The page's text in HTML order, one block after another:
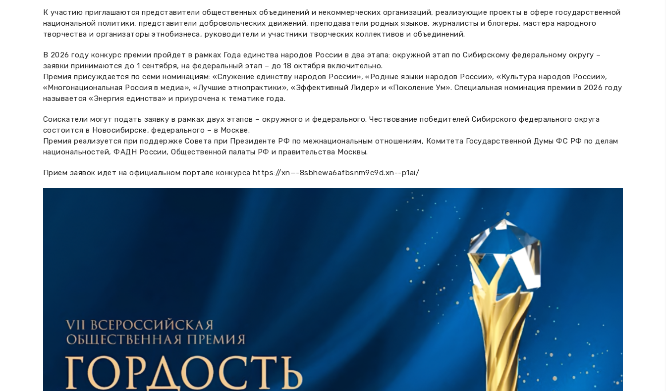
К участию приглашаются представители общественных объединений и некоммерческих организаций, реализующие проекты в сфере государственной
национальной политики, представители добровольческих движений, преподаватели родных языков, журналисты и блогеры, мастера народного
творчества и организаторы этнобизнеса, руководители и участники творческих коллективов и объединений.
В 2026 году конкурс премии пройдет в рамках Года единства народов России в два этапа: окружной этап по Сибирскому федеральному округу –
заявки принимаются до 1 сентября, на федеральный этап – до 18 октября включительно.
Премия присуждается по семи номинациям: «Служение единству народов России», «Родные языки народов России», «Культура народов России»,
«Многонациональная Россия в медиа», «Лучшие этнопрактики», «Эффективный Лидер» и «Поколение Ум». Специальная номинация премии в 2026 году
называется «Энергия единства» и приурочена к тематике года.
Соискатели могут подать заявку в рамках двух этапов – окружного и федерального. Чествование победителей Сибирского федерального округа
состоится в Новосибирске, федерального – в Москве.
Премия реализуется при поддержке Совета при Президенте РФ по межнациональным отношениям, Комитета Государственной Думы ФС РФ по делам
национальностей, ФАДН России, Общественной палаты РФ и правительства Москвы.
Прием заявок идет на официальном портале конкурса https://xn—-8sbhewa6afbsnm9c9d.xn--p1ai/